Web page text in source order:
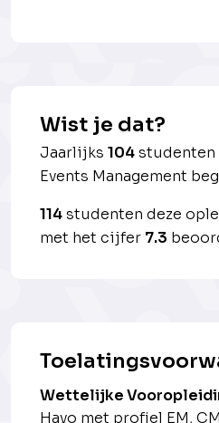
Wist je dat?
Jaarlijks 104studenten
Events Management
114studenten deze
met het cijfer 7.3
Wettelijke
Havo met profiel EM,